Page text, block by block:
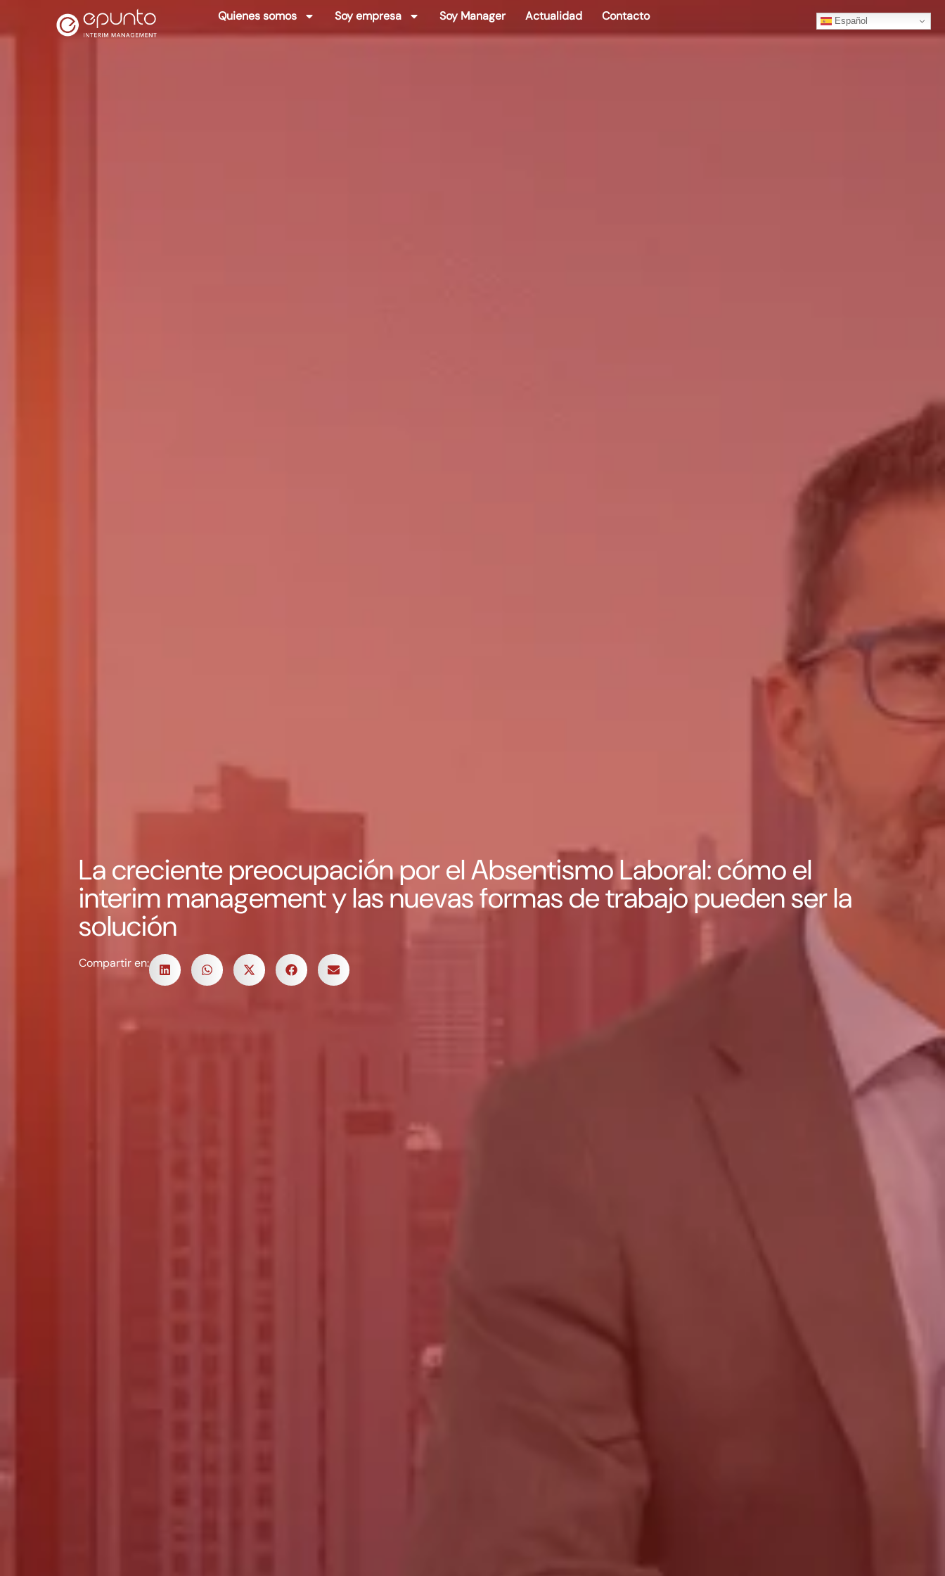
Quienes somos Soy empresa Soy Manager Actualidad Contacto
La creciente preocupación por el Absentismo Laboral: cómo el
interim management y las nuevas formas de trabajo pueden ser la
solución
Compartir en:
Español